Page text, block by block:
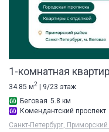
1-комнатная
34.85 м2 | 9/23 этаж
Беговая 5.8 км
Комендантский проспект
Санкт-Петербург,